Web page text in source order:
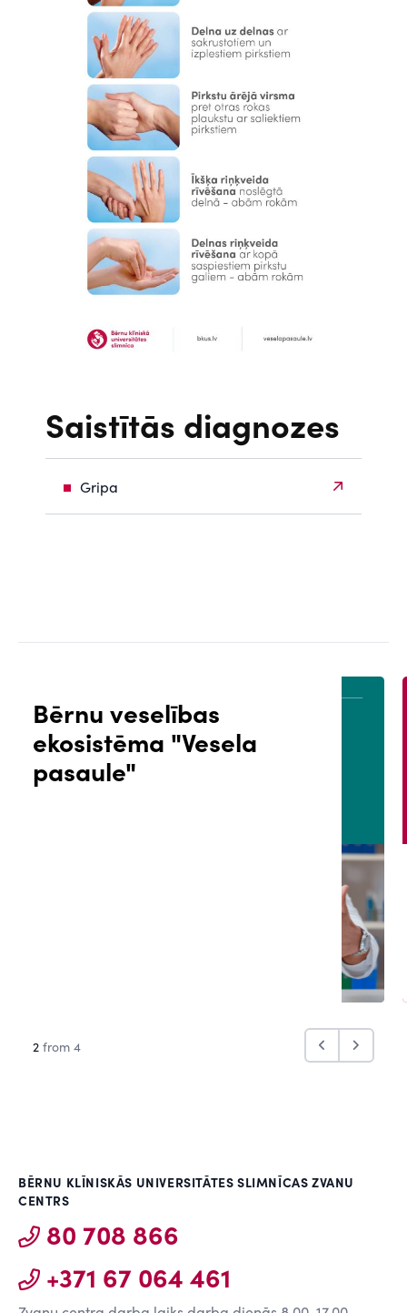
Saistītās diagnozes
Gripa
Bērnu veselības
ekosistēma "Vesela
pasaule"
PACIENTA PORTĀLS
2 from 4
BĒRNU KLĪNISKĀS UNIVERSITĀTES SLIMNĪCAS ZVANU
CENTRS
80 708 866
+371 67 064 461